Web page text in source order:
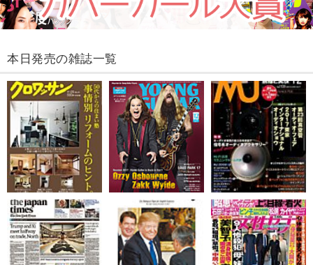
本日発売の雑誌一覧